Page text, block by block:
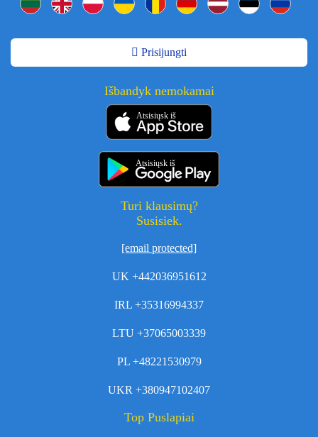
Prisijungti
Išbandyk nemokamai
Atsisiųsk iš
Atsisiųsk iš
Turi klausimų?
Susisiek.
[email protected]
UK +442036951612
IRL +35316994337
LTU +37065003339
PL +48221530979
UKR +380947102407
Top Puslapiai